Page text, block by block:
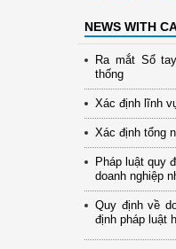
NEWS WITH
Ra mắt Sổ
thống
Xác định lĩnh
Xác định tổng
Pháp luật quy
doanh nghiệp
Quy định về
định pháp luật